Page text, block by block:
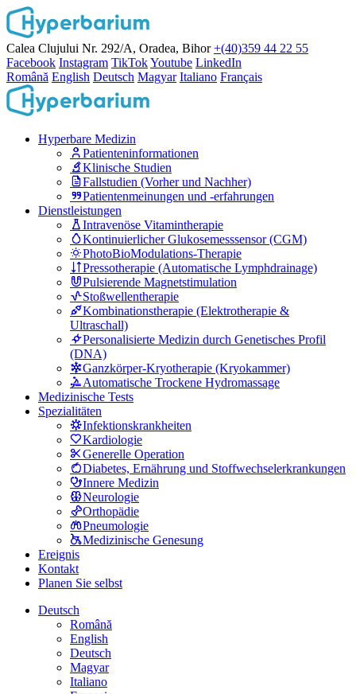
Calea Clujului Nr. 292/A, Oradea, Bihor +(40)359 44 22 55
Facebook Instagram TikTokYoutube LinkedIn
Română English Deutsch Magyar Italiano Français
Hyperbare Medizin
Patienteninformationen
Klinische Studien
Fallstudien (Vorher und Nachher)
Patientenmeinungen und -erfahrungen
Dienstleistungen
Intravenöse Vitamintherapie
Kontinuierlicher Glukosemesssensor (CGM)
PhotoBioModulations-Therapie
Pressotherapie (Automatische Lymphdrainage)
Pulsierende Magnetstimulation
Stoßwellentherapie
Kombinationstherapie (Elektrotherapie &
Ultraschall)
Personalisierte Medizin durch Genetisches Profil
(DNA)
Ganzkörper-Kryotherapie (Kryokammer)
Automatische Trockene Hydromassage
Medizinische Tests
Spezialitäten
Infektionskrankheiten
Kardiologie
Generelle Operation
Diabetes, Ernährung und Stoffwechselerkrankungen
Innere Medizin
Neurologie
Orthopädie
Pneumologie
Medizinische Genesung
Ereignis
Kontakt
Planen Sie selbst
Deutsch
Română
English
Deutsch
Magyar
Italiano